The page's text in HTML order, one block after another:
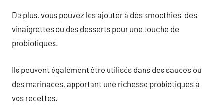
De plus, vous pouvez les ajouter à des smoothies, des
vinaigrettes ou des desserts pour une touche de
probiotiques.
Ils peuvent également être utilisés dans des sauces ou
des marinades, apportant une richesse probiotiques à
vos recettes.